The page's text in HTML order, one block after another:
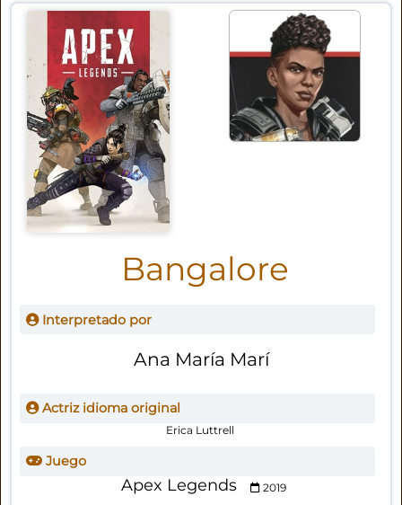
Bangalore
Interpretado por
Ana María Marí
Actriz idioma original
Erica Luttrell
Juego
Apex Legends 2019